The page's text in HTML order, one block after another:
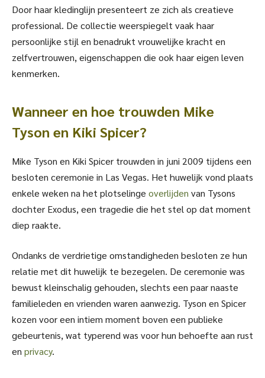
Door haar kledinglijn presenteert ze zich als creatieve
professional. De collectie weerspiegelt vaak haar
persoonlijke stijl en benadrukt vrouwelijke kracht en
zelfvertrouwen, eigenschappen die ook haar eigen leven
kenmerken.
Wanneer en hoe trouwden Mike
Tyson en Kiki Spicer?
Mike Tyson en Kiki Spicer trouwden in juni 2009 tijdens een
besloten ceremonie in Las Vegas. Het huwelijk vond plaats
enkele weken na het plotselinge overlijden van Tysons
dochter Exodus, een tragedie die het stel op dat moment
diep raakte.
Ondanks de verdrietige omstandigheden besloten ze hun
relatie met dit huwelijk te bezegelen. De ceremonie was
bewust kleinschalig gehouden, slechts een paar naaste
familieleden en vrienden waren aanwezig. Tyson en Spicer
kozen voor een intiem moment boven een publieke
gebeurtenis, wat typerend was voor hun behoefte aan rust
en privacy.